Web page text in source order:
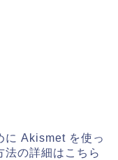
に Akismet を使っ
法の詳細はこちら